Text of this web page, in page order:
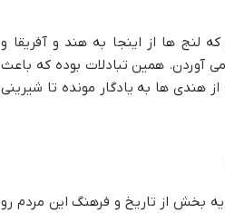
لنج ها از اینجا به هند و آفریقا و
آوردن. همین تبادلات بوده که باعث
هندی ها به یادگار مونده تا شیرینی
بخش از تاریخ و فرهنگ این مردم رو